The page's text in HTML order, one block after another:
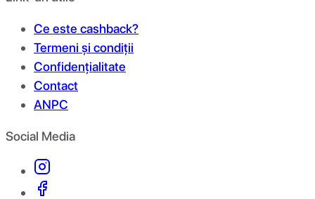
Ce este cashback?
Termeni și condiții
Confidențialitate
Contact
ANPC
Social Media